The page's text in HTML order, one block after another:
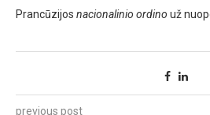
Prancūzijos nacionalinio ordino už
previous post